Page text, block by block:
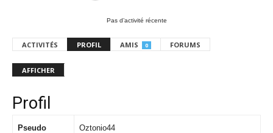
Pas d’activité récente
ACTIVITÉS PROFIL AMIS 0 FORUMS
AFFICHER
Profil
Pseudo Oztonio44